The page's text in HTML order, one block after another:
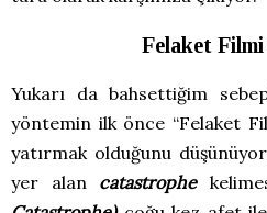
Felaket Filmi
Yukarı da bahsettiğim
yöntemin ilk önce “Felaket
yatırmak olduğunu
yer alan catastrophe